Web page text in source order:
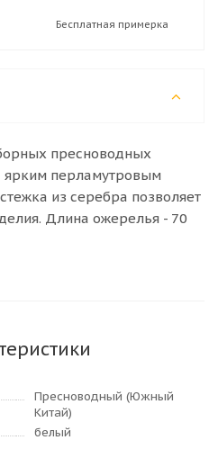
Бесплатная примерка
пресноводных
ярким перламутровым
из серебра позволяет
Длина ожерелья - 70
Пресноводный (Южный
Китай)
белый